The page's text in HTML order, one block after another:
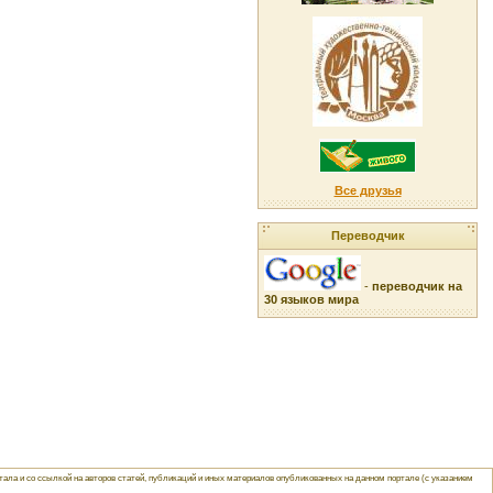
Все друзья
Переводчик
- переводчик на
30 языков мира
и со ссылкой на авторов статей, публикаций и иных материалов опубликованных на данном портале (с указанием